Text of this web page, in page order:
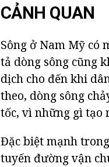
CẢNH QUAN
Sông ở Nam Mỹ có
tả dòng sông cũng
dịch cho đến khi
theo, dòng sông
tốc, vì những gì tạo
Đặc biệt mạnh
tuyến đường vận